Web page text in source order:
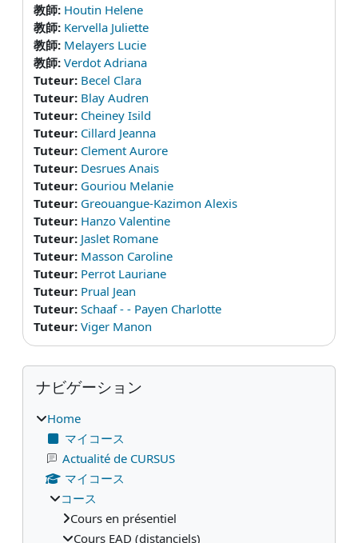
教師: Houtin Helene
教師: Kervella Juliette
教師: Melayers Lucie
教師: Verdot Adriana
Tuteur: Becel Clara
Tuteur: Blay Audren
Tuteur: Cheiney Isild
Tuteur: Cillard Jeanna
Tuteur: Clement Aurore
Tuteur: Desrues Anais
Tuteur: Gouriou Melanie
Tuteur: Greouangue-Kazimon Alexis
Tuteur: Hanzo Valentine
Tuteur: Jaslet Romane
Tuteur: Masson Caroline
Tuteur: Perrot Lauriane
Tuteur: Prual Jean
Tuteur: Schaaf - - Payen Charlotte
Tuteur: Viger Manon
ブロック
ナビゲーション をスキップする
ナビゲーション
Home
マイコース
Actualité de CURSUS
マイコース
コース
Cours en présentiel
Cours EAD (distanciels)